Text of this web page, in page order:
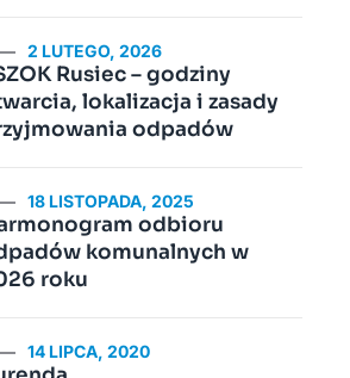
2 LUTEGO, 2026
Rusiec – godziny
lokalizacja i zasady
odpadów
18 LISTOPADA, 2025
odbioru
komunalnych w
roku
14 LIPCA, 2020